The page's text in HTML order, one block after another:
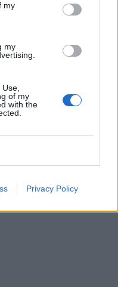
my
my
of my
with the
Privacy Policy
is protected by
and the Google